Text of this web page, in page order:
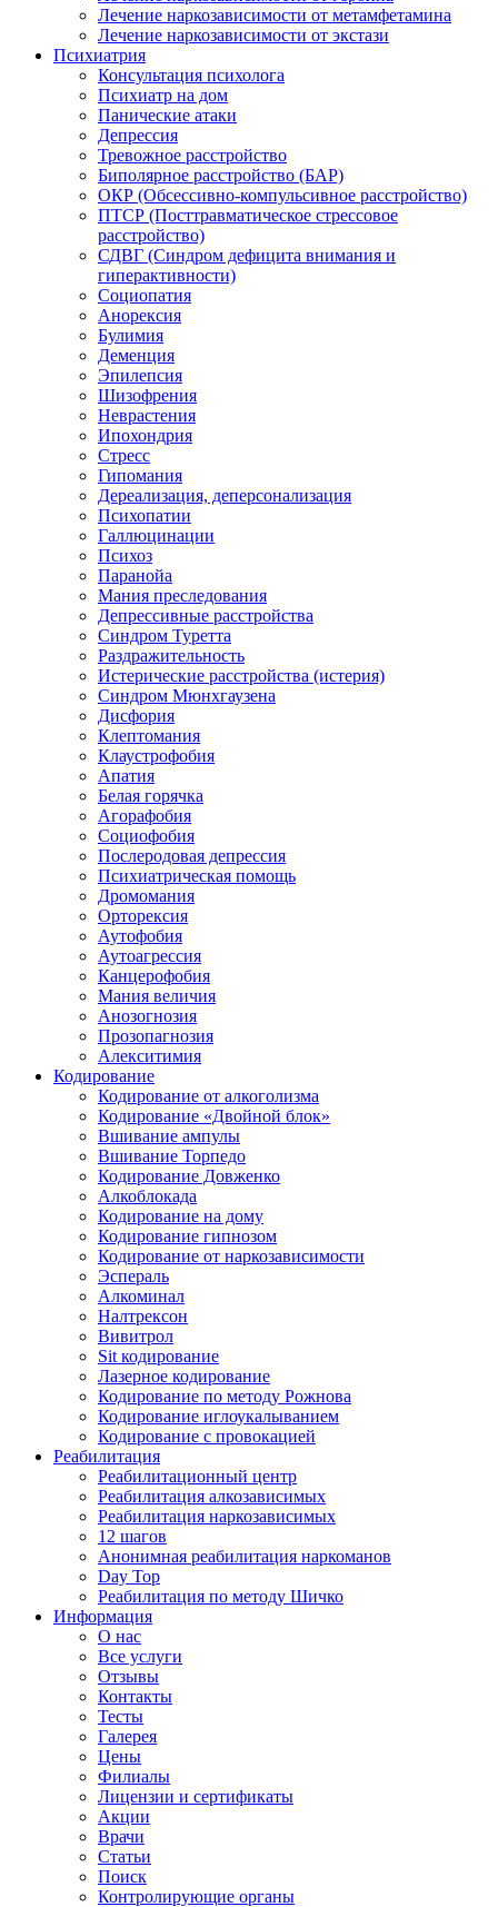
Лечение наркозависимости от метамфетамина
Лечение наркозависимости от экстази
Психиатрия
Консультация психолога
Психиатр на дом
Панические атаки
Депрессия
Тревожное расстройство
Биполярное расстройство (БАР)
ОКР (Обсессивно-компульсивное расстройство)
ПТСР (Посттравматическое стрессовое
расстройство)
СДВГ (Синдром дефицита внимания и
гиперактивности)
Социопатия
Анорексия
Булимия
Деменция
Эпилепсия
Шизофрения
Неврастения
Ипохондрия
Стресс
Гипомания
Дереализация, деперсонализация
Психопатии
Галлюцинации
Психоз
Паранойа
Мания преследования
Депрессивные расстройства
Синдром Туретта
Раздражительность
Истерические расстройства (истерия)
Синдром Мюнхгаузена
Дисфория
Клептомания
Клаустрофобия
Апатия
Белая горячка
Агорафобия
Социофобия
Послеродовая депрессия
Психиатрическая помощь
Дромомания
Орторексия
Аутофобия
Аутоагрессия
Канцерофобия
Мания величия
Анозогнозия
Прозопагнозия
Алекситимия
Кодирование
Кодирование от алкоголизма
Кодирование «Двойной блок»
Вшивание ампулы
Вшивание Торпедо
Кодирование Довженко
Алкоблокада
Кодирование на дому
Кодирование гипнозом
Кодирование от наркозависимости
Эспераль
Алкоминал
Налтрексон
Вивитрол
Sit кодирование
Лазерное кодирование
Кодирование по методу Рожнова
Кодирование иглоукалыванием
Кодирование с провокацией
Реабилитация
Реабилитационный центр
Реабилитация алкозависимых
Реабилитация наркозависимых
12 шагов
Анонимная реабилитация наркоманов
Day Top
Реабилитация по методу Шичко
Информация
О нас
Все услуги
Отзывы
Контакты
Тесты
Галерея
Цены
Филиалы
Лицензии и сертификаты
Акции
Врачи
Статьи
Поиск
Контролирующие органы